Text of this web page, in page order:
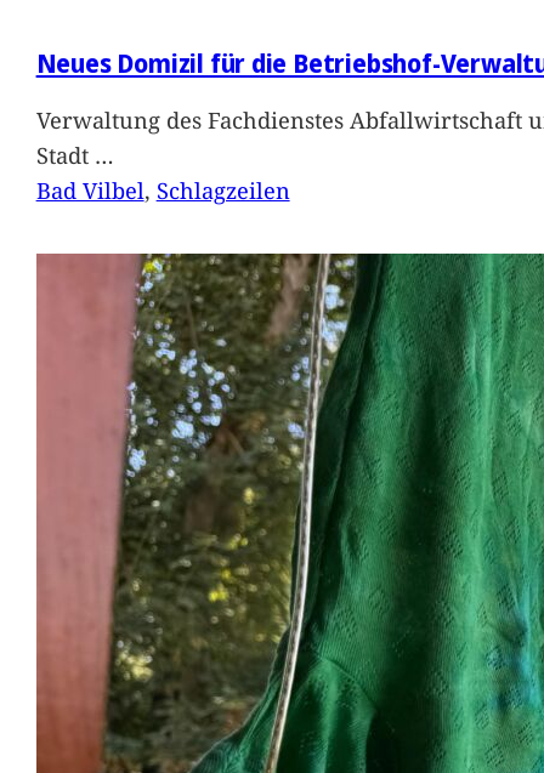
Neues Domizil für die Betriebshof-
Verwaltung des Fachdienstes Abfallwirtschaft
Stadt …
Bad Vilbel, Schlagzeilen